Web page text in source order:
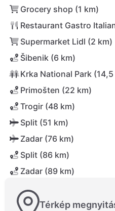
Grocery shop (1 km)
Restaurant Gastro
Supermarket Lidl (2 km)
Šibenik (6 km)
Krka National Park
Primošten (22 km)
Trogir (48 km)
Split (51 km)
Zadar (76 km)
Split (86 km)
Zadar (89 km)
Térkép